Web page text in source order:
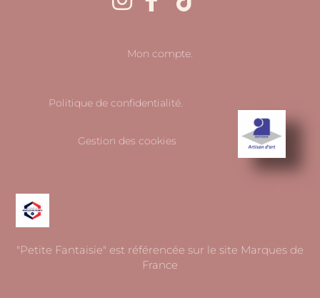
Mon compte.
Politique de confidentialité.
Gestion des cookies
"Petite Fantaisie" est référencée sur le site Marques de
France